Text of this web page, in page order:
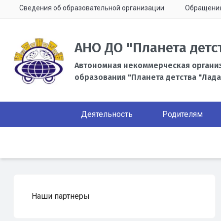
Сведения об образовательной организации
АНО ДО "Планета
Автономная некоммерческая
образования "Планета детства
Деятельность Родителям
Наши партнеры